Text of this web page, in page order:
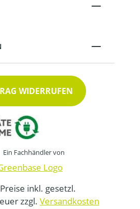
WIDERRUFEN
Ein Fachhändler von
inkl. gesetzl.
zzgl. Versandkosten